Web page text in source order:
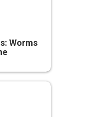
Worms